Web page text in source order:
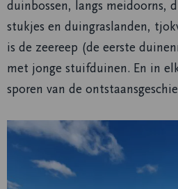
duinbossen, langs meidoorns,
stukjes en duingraslanden,
is de zeereep (de eerste
met jonge stuifduinen. En in
sporen van de